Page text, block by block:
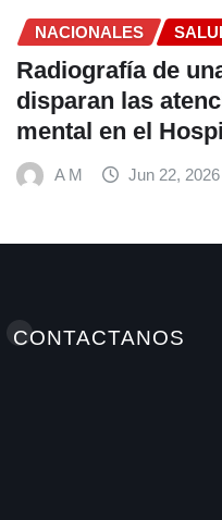
silenciosa: Se
por salud
Mario Mendoza
CONTACTANOS